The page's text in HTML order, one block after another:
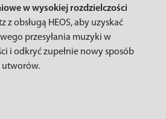
w wysokiej rozdzielczości
z obsługą HEOS, aby uzyskać
przesyłania muzyki w
i odkryć zupełnie nowy sposób
utworów.